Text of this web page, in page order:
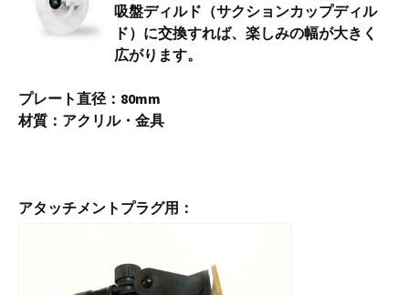
吸盤ディルド（サクションカップディル
ド）に交換すれば、楽しみの幅が大きく
広がります。
プレート直径：80mm
材質：アクリル・金具
アタッチメントプラグ用：